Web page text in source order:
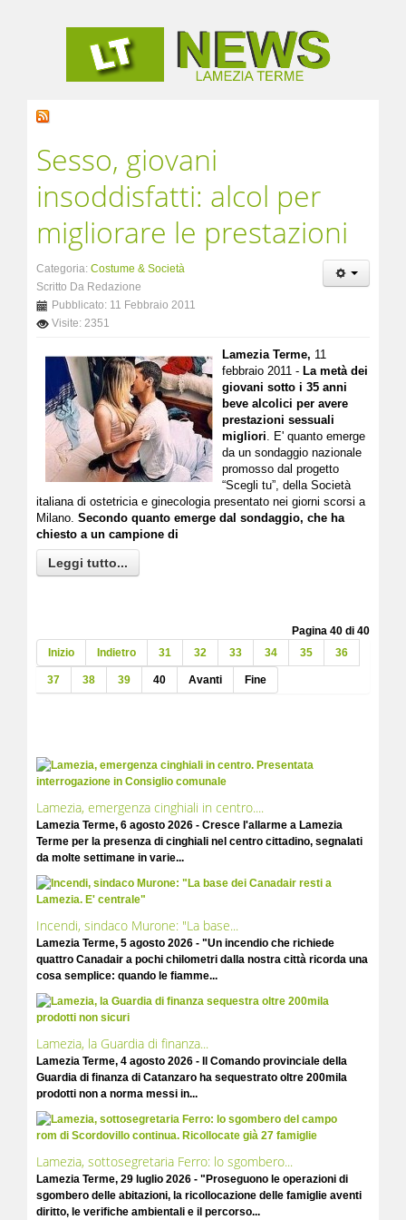
Sesso, giovani
insoddisfatti: alcol per
migliorare le prestazioni
Categoria:Costume & Società
Scritto Da Redazione
Pubblicato: 11 Febbraio 2011
Visite: 2351
Lamezia Terme, 11
febbraio 2011 - La metà dei
giovani sotto i 35 anni
beve alcolici per avere
prestazioni sessuali
migliori. E' quanto emerge
da un sondaggio nazionale
promosso dal progetto
“Scegli tu”, della Società
italiana di ostetricia e ginecologia presentato nei giorni scorsi a
Milano.Secondo quanto emerge dal sondaggio, che ha
chiesto a un campione di
Leggi tutto...
Pagina 40 di 40
Inizio
Indietro 31 32 33 34 35 36
37 38 39 40 Avanti Fine
Lamezia, emergenza cinghiali in centro....
Lamezia Terme, 6 agosto 2026 - Cresce l'allarme a Lamezia
Terme per la presenza di cinghiali nel centro cittadino, segnalati
da molte settimane in varie...
Incendi, sindaco Murone: "La base...
Lamezia Terme, 5 agosto 2026 - "Un incendio che richiede
quattro Canadair a pochi chilometri dalla nostra città ricorda una
cosa semplice: quando le fiamme...
Lamezia, la Guardia di finanza...
Lamezia Terme, 4 agosto 2026 - Il Comando provinciale della
Guardia di finanza di Catanzaro ha sequestrato oltre 200mila
prodotti non a norma messi in...
Lamezia, sottosegretaria Ferro: lo sgombero...
Lamezia Terme, 29 luglio 2026 - "Proseguono le operazioni di
sgombero delle abitazioni, la ricollocazione delle famiglie aventi
diritto, le verifiche ambientali e il percorso...